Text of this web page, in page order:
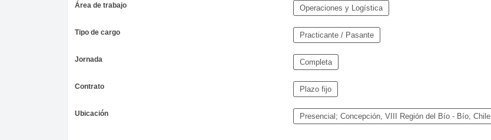
Área de trabajo Operaciones y Logística
Tipo de cargo Practicante / Pasante
Jornada Completa
Contrato Plazo fijo
Ubicación Presencial; Concepción, VIII Región del Bío - Bío, Chile